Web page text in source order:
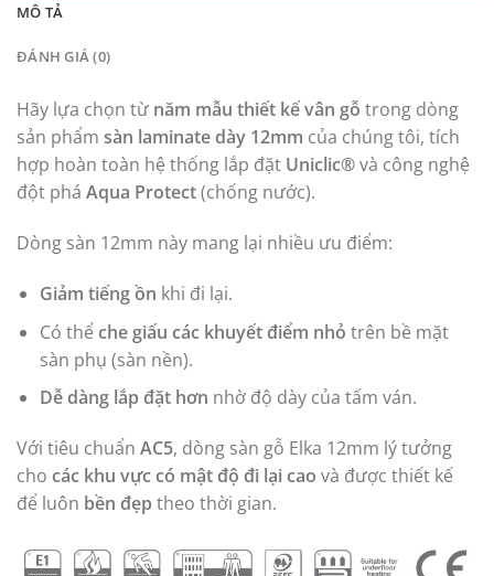
MÔ TẢ
ĐÁNH GIÁ (0)
Hãy lựa chọn từ năm mẫu thiết kế vân gỗ trong dòng
sản phẩm sàn laminate dày 12mm của chúng tôi, tích
hợp hoàn toàn hệ thống lắp đặt Uniclic®và công nghệ
đột phá Aqua Protect(chống nước).
Dòng sàn 12mm này mang lại nhiều ưu điểm:
Giảm tiếng ồn khi đi lại.
Có thể che giấu các khuyết điểm nhỏ trên bề mặt
sàn phụ (sàn nền).
Dễ dàng lắp đặt hơn nhờ độ dày của tấm ván.
Với tiêu chuẩn AC5, dòng sàn gỗ Elka 12mm lý tưởng
cho các khu vực có mật độ đi lại cao và được thiết kế
để luôn bền đẹp theo thời gian.